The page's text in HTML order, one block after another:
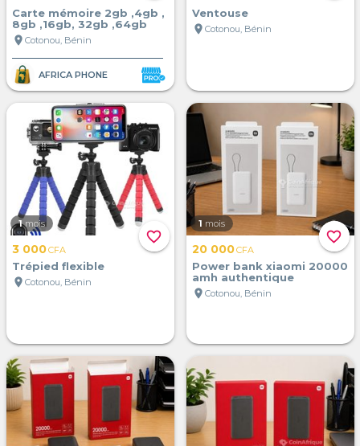
Carte mémoire 2gb ,4gb ,
8gb ,16gb, 32gb ,64gb
location_on Cotonou, Bénin
AFRICA PHONE
Ventouse
location_on Cotonou, Bénin
favorite_border
1 mois
3 000CFA
Trépied flexible
location_on Cotonou, Bénin
favorite_border
1 mois
20 000CFA
Power bank xiaomi 20000
amh authentique
location_on Cotonou, Bénin